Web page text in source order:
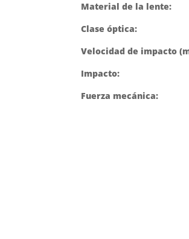
Material de la lente:
Clase óptica:
Velocidad de impacto
Impacto:
Fuerza mecánica: